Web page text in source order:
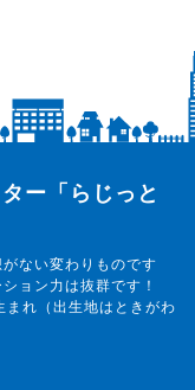
ー「らじっと
ない変わりものです
ョン力は抜群です！
れ（出生地はときがわ